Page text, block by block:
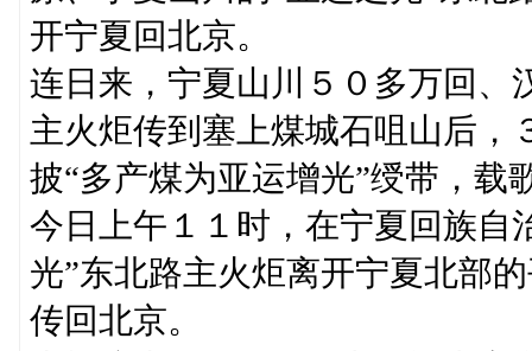
开宁夏回北京。
连日来，宁夏山川５０多万回、
主火炬传到塞上煤城石咀山后，
披“多产煤为亚运增光”绶带，载
今日上午１１时，在宁夏回族自
光”东北路主火炬离开宁夏北部
传回北京。